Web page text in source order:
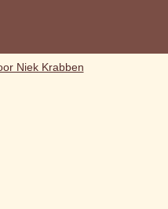
Niek Krabben